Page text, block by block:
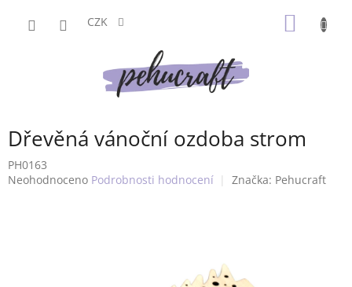
CZK
Dřevěná vánoční ozdoba strom
PH0163
Průměrné
Neohodnoceno Podrobnosti hodnocení Značka: Pehucraft